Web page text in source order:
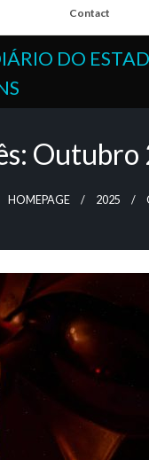
Contact
DO
Outubro
HOMEPAGE 2025